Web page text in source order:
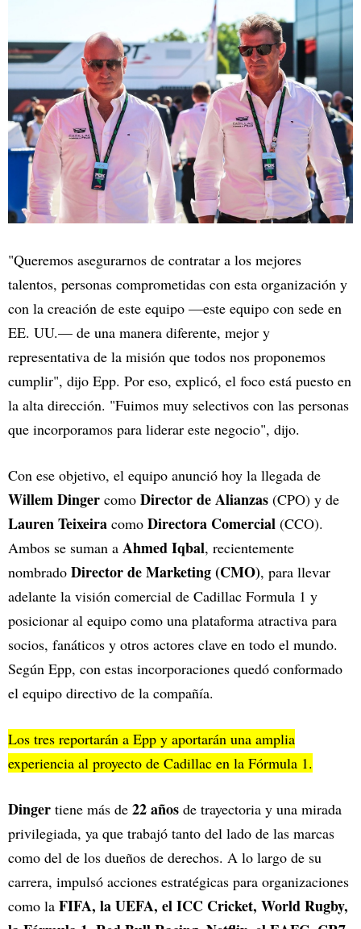
"Queremos asegurarnos de contratar a los mejores
talentos, personas comprometidas con esta organización y
con la creación de este equipo —este equipo con sede en
EE. UU.— de una manera diferente, mejor y
representativa de la misión que todos nos proponemos
cumplir", dijo Epp. Por eso, explicó, el foco está puesto en
la alta dirección. "Fuimos muy selectivos con las personas
que incorporamos para liderar este negocio", dijo.
Con ese objetivo, el equipo anunció hoy la llegada de
Willem Dinger como Director de Alianzas (CPO) y de
LaurenTeixeira como Directora Comercial (CCO).
Ambos se suman a Ahmed Iqbal, recientemente
nombrado Director de Marketing (CMO), para llevar
adelante la visión comercial de Cadillac Formula 1 y
posicionar al equipo como una plataforma atractiva para
socios, fanáticos y otros actores clave en todo el mundo.
Según Epp, con estas incorporaciones quedó conformado
el equipo directivo de la compañía.
Los tres reportarán a Epp y aportarán una amplia
experiencia al proyecto de Cadillac en la Fórmula 1.
Dinger tiene más de 22 años de trayectoria y una mirada
privilegiada, ya que trabajó tanto del lado de las marcas
como del de los dueños de derechos. A lo largo de su
carrera, impulsó acciones estratégicas para organizaciones
como la FIFA, la UEFA, el ICC Cricket, World Rugby,